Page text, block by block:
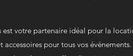
est votre partenaire idéal pour la
accessoires pour tous vos